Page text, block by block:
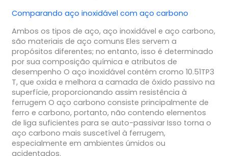
Comparando aço inoxidável com aço carbono
Ambos os tipos de aço, aço inoxidável e aço carbono,
são materiais de aço comuns Eles servem a
propósitos diferentes; no entanto, isso é determinado
por sua composição química e atributos de
desempenho O aço inoxidável contém cromo 10.51TP3
T, que oxida e melhora a camada de óxido passivo na
superfície, proporcionando assim resistência à
ferrugem O aço carbono consiste principalmente de
ferro e carbono, portanto, não contendo elementos
de liga suficientes para se auto-passivar Isso torna o
aço carbono mais suscetível à ferrugem,
especialmente em ambientes úmidos ou
acidentados.